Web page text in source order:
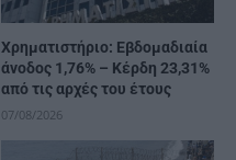
Χρηματιστήριο: Εβδομαδιαία
άνοδος 1,76% – Κέρδη 23,31%
από τις αρχές του έτους
07/08/2026